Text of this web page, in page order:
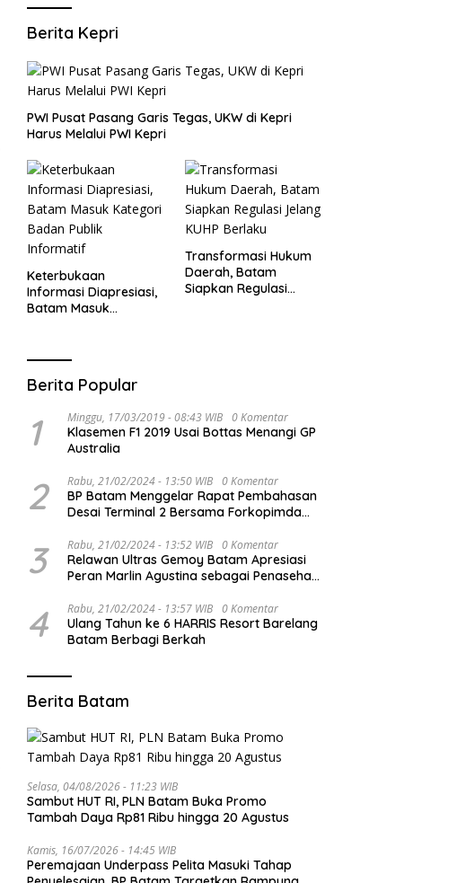
Berita Kepri
PWI Pusat Pasang Garis Tegas, UKW di Kepri
Harus Melalui PWI Kepri
Keterbukaan
Informasi Diapresiasi,
Batam Masuk
Transformasi Hukum
Daerah, Batam
Siapkan Regulasi
Berita Popular
1 Minggu, 17/03/2019 - 08:43 WIB 0 Komentar
Klasemen F1 2019 Usai Bottas Menangi GP
Australia
2 Rabu, 21/02/2024 - 13:50 WIB 0 Komentar
BP Batam Menggelar Rapat Pembahasan
Desai Terminal 2 Bersama Forkopimda
3 Rabu, 21/02/2024 - 13:52 WIB 0 Komentar
Relawan Ultras Gemoy Batam Apresiasi
Peran Marlin Agustina sebagai Penasehat
4 Rabu, 21/02/2024 - 13:57 WIB 0 Komentar
Ulang Tahun ke 6 HARRIS Resort Barelang
Batam Berbagi Berkah
Berita Batam
Selasa, 04/08/2026 - 11:23 WIB
Sambut HUT RI, PLN Batam Buka Promo
Tambah Daya Rp81 Ribu hingga 20 Agustus
Kamis, 16/07/2026 - 14:45 WIB
Peremajaan Underpass Pelita Masuki Tahap